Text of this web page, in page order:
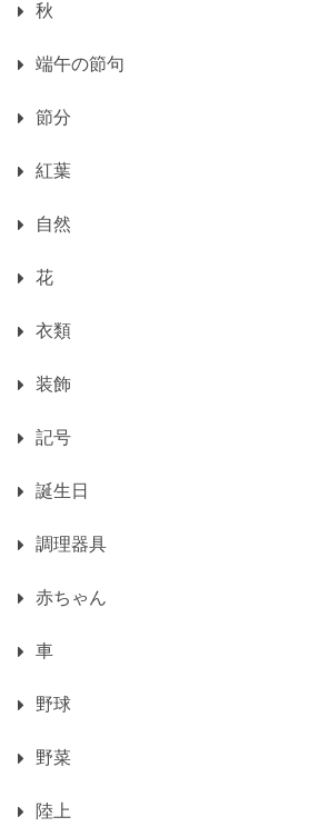
秋
端午の節句
節分
紅葉
自然
花
衣類
装飾
記号
誕生日
調理器具
赤ちゃん
車
野球
野菜
陸上